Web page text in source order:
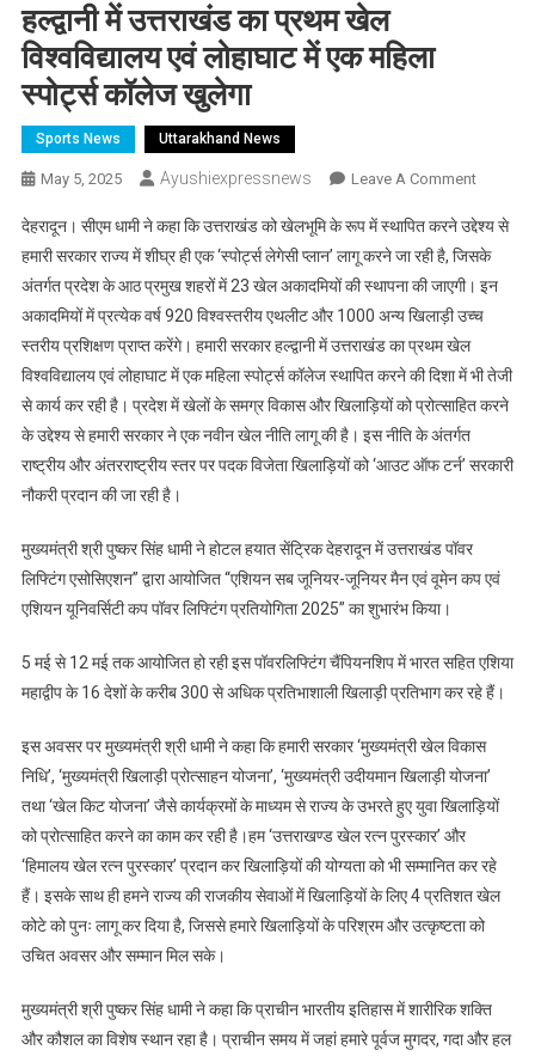
हल्द्वानी में उत्तराखंड का प्रथम खेल
विश्वविद्यालय एवं लोहाघाट में एक महिला
स्पोर्ट्स कॉलेज खुलेगा
Sports News Uttarakhand News
May 5, 2025 Ayushiexpressnews Leave A CommentOn
में
उत्तराखंड
का
प्रथम
एवं
खुलेगा
देहरादून। सीएम धामी ने कहा कि उत्तराखंड को खेलभूमि के रूप में स्थापित करने उद्देश्य से
हमारी सरकार राज्य में शीघ्र ही एक ‘स्पोर्ट्स लेगेसी प्लान’ लागू करने जा रही है, जिसके
अंतर्गत प्रदेश के आठ प्रमुख शहरों में 23 खेल अकादमियों की स्थापना की जाएगी। इन
अकादमियों में प्रत्येक वर्ष 920 विश्वस्तरीय एथलीट और 1000 अन्य खिलाड़ी उच्च
स्तरीय प्रशिक्षण प्राप्त करेंगे। हमारी सरकार हल्द्वानी में उत्तराखंड का प्रथम खेल
विश्वविद्यालय एवं लोहाघाट में एक महिला स्पोर्ट्स कॉलेज स्थापित करने की दिशा में भी तेजी
से कार्य कर रही है। प्रदेश में खेलों के समग्र विकास और खिलाड़ियों को प्रोत्साहित करने
के उद्देश्य से हमारी सरकार ने एक नवीन खेल नीति लागू की है। इस नीति के अंतर्गत
राष्ट्रीय और अंतरराष्ट्रीय स्तर पर पदक विजेता खिलाड़ियों को ‘आउट ऑफ टर्न’ सरकारी
नौकरी प्रदान की जा रही है।
मुख्यमंत्री श्री पुष्कर सिंह धामी ने होटल हयात सेंट्रिक देहरादून में उत्तराखंड पॉवर
लिफ्टिंग एसोसिएशन” द्वारा आयोजित “एशियन सब जूनियर-जूनियर मैन एवं वूमेन कप एवं
एशियन यूनिवर्सिटी कप पॉवर लिफ्टिंग प्रतियोगिता 2025” का शुभारंभ किया।
5 मई से 12 मई तक आयोजित हो रही इस पॉवरलिफ्टिंग चैंपियनशिप में भारत सहित एशिया
महाद्वीप के 16 देशों के करीब 300 से अधिक प्रतिभाशाली खिलाड़ी प्रतिभाग कर रहे हैं।
इस अवसर पर मुख्यमंत्री श्री धामी ने कहा कि हमारी सरकार ‘मुख्यमंत्री खेल विकास
निधि’, ‘मुख्यमंत्री खिलाड़ी प्रोत्साहन योजना’, ‘मुख्यमंत्री उदीयमान खिलाड़ी योजना’
तथा ‘खेल किट योजना’ जैसे कार्यक्रमों के माध्यम से राज्य के उभरते हुए युवा खिलाड़ियों
को प्रोत्साहित करने का काम कर रही है।हम ‘उत्तराखण्ड खेल रत्न पुरस्कार’ और
‘हिमालय खेल रत्न पुरस्कार’ प्रदान कर खिलाड़ियों की योग्यता को भी सम्मानित कर रहे
हैं। इसके साथ ही हमने राज्य की राजकीय सेवाओं में खिलाड़ियों के लिए 4 प्रतिशत खेल
कोटे को पुनः लागू कर दिया है, जिससे हमारे खिलाड़ियों के परिश्रम और उत्कृष्टता को
उचित अवसर और सम्मान मिल सके।
मुख्यमंत्री श्री पुष्कर सिंह धामी ने कहा कि प्राचीन भारतीय इतिहास में शारीरिक शक्ति
और कौशल का विशेष स्थान रहा है। प्राचीन समय में जहां हमारे पूर्वज मुगदर, गदा और हल